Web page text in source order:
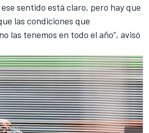
sentido está claro, pero hay que
las condiciones que
las tenemos en todo el año”, avisó